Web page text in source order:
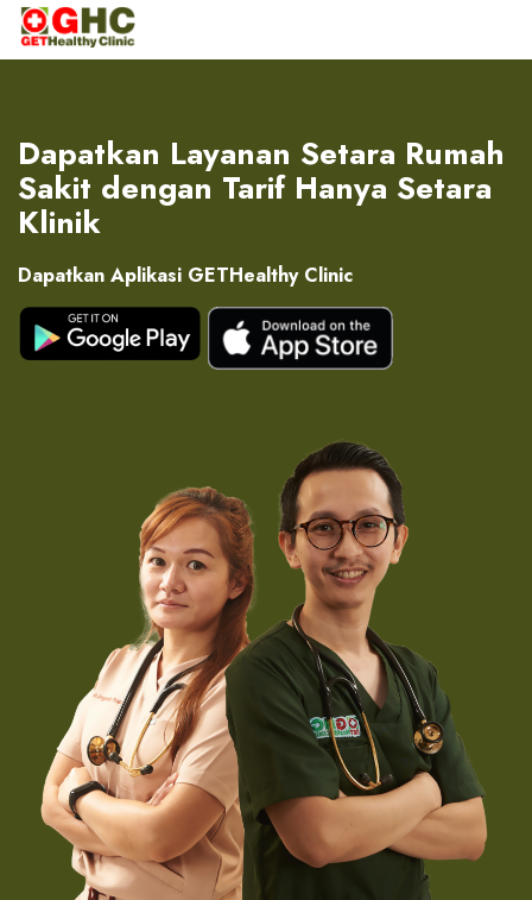
Dapatkan Layanan Setara Rumah
Sakit dengan Tarif Hanya Setara
Klinik
Dapatkan Aplikasi GETHealthy Clinic